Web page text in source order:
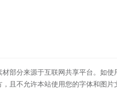
部分来源于互联网共享平台。如
且不允许本站使用您的字体和图